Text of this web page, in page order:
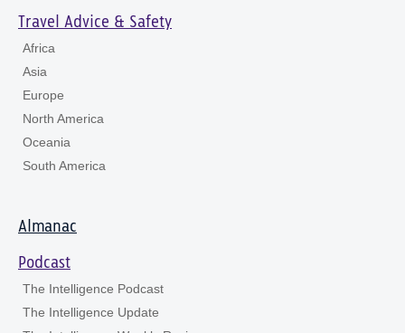
Travel Advice & Safety
Africa
Asia
Europe
North America
Oceania
South America
Almanac
Podcast
The Intelligence Podcast
The Intelligence Update